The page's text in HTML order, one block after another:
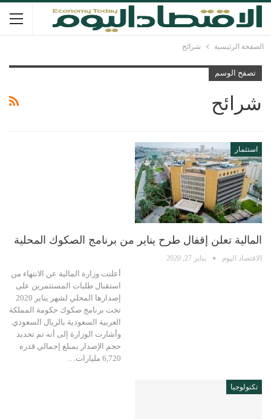
الصفحة الرئيسية شرائح
تصفح الوسم
شرائح
استثمار
المالية تعلن إقفال طرح يناير من برنامج الصكوك المحلية
الاقتصاد اليوم يناير 27, 2020
أعلنت وزارة المالية عن الانتهاء من
استقبال طلبات المستثمرين على
إصدارها المحلي لشهر يناير 2020
تحت برنامج صكوك حكومة المملكة
العربية السعودية بالريال السعودي.
وأشارت الوزارة إلى أنه تم تحديد
حجم الإصدار بمبلغ إجمالي قدره
6,720 مليارات…
تكنولوجيا